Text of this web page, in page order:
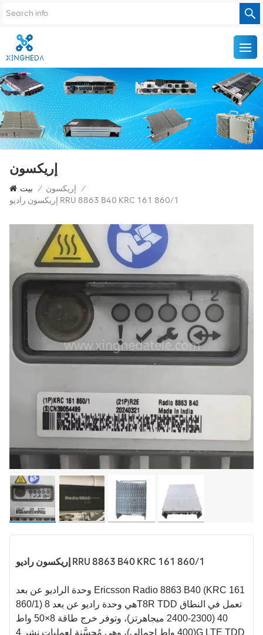
إريكسون
بيت / إريكسون /
إريكسون راديو RRU 8863 B40 KRC 161 860/1
إريكسون راديو RRU 8863 B40 KRC 161 860/1
وحدة الراديو عن بعد Ericsson Radio 8863 B40 (KRC 161
860/1) هي وحدة راديو عن بعد 8T8R TDD تعمل في النطاق
40 (2300-2400 ميجاهرتز)، وتوفر خرج طاقة 8×50 واط
(400 واط إجمالي)، وهي مُحسَّنة لعمليات نشر 4G LTE TDD